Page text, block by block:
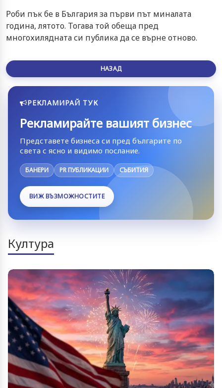
Роби пък бе в България за първи път миналата
година, лятото. Тогава той обеща пред
многохилядната си публика да се върне отново.
НАЗАД
РЕКЛАМИРАЙ ТУК
Рекламирайте вашият бизнес
Представете бизнеса си пред българите по
света с ясно и видимо послание.
БАНЕРИ PR ПУБЛИКАЦИИ СЪБИТИЯ
ВИЖ ВЪЗМОЖНОСТИТЕ
Култура